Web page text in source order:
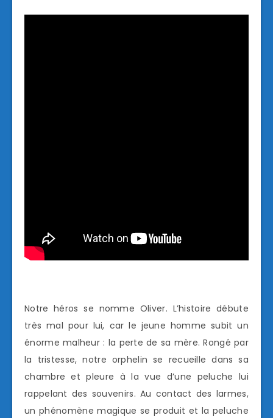
Notre héros se nomme Oliver. L’histoire débute
très mal pour lui, car le jeune homme subit un
énorme malheur : la perte de sa mère. Rongé par
la tristesse, notre orphelin se recueille dans sa
chambre et pleure à la vue d’une peluche lui
rappelant des souvenirs. Au contact des larmes,
un phénomène magique se produit et la peluche